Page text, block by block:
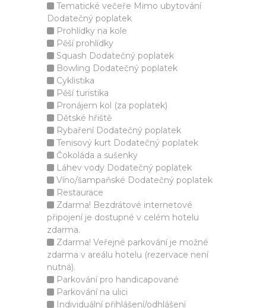
Tematické večeře Mimo ubytování
Dodatečný poplatek
Prohlídky na kole
Pěší prohlídky
Squash Dodatečný poplatek
Bowling Dodatečný poplatek
Cyklistika
Pěší turistika
Pronájem kol (za poplatek)
Dětské hřiště
Rybaření Dodatečný poplatek
Tenisový kurt Dodatečný poplatek
Čokoláda a sušenky
Láhev vody Dodatečný poplatek
Víno/šampaňské Dodatečný poplatek
Restaurace
Zdarma! Bezdrátové internetové
připojení je dostupné v celém hotelu
zdarma.
Zdarma! Veřejné parkování je možné
zdarma v areálu hotelu (rezervace není
nutná).
Parkování pro handicapované
Parkování na ulici
Individuální přihlášení/odhlášení